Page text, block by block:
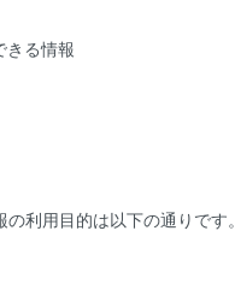
きる情報
利用目的は以下の通りです。